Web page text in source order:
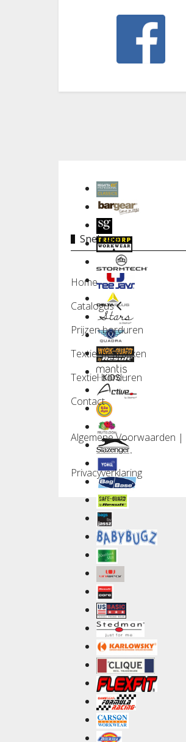
Snel naar
Home
Catalogus
Prijzen borduren
Textiel bedrukken
Textiel borduren
Contact
Algemene Voorwaarden |
Privacyverklaring